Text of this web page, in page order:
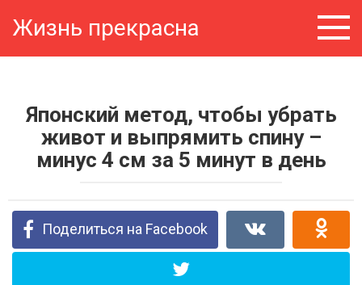
Жизнь прекрасна
Японский метод, чтобы убрать
живот и выпрямить спину –
минус 4 см за 5 минут в день
Поделиться на Facebook